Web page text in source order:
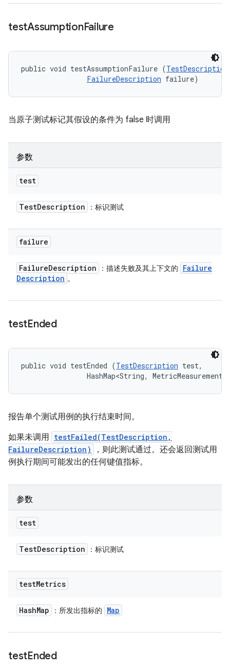
testAssumptionFailure
public void testAssumptionFailure (TestDescription
FailureDescription failure)
当原子测试标记其假设的条件为 false 时调用
参数
test
TestDescription ：标识测试
failure
FailureDescription ：描述失败及其上下文的
Failure
Description 。
testEnded
public void testEnded (TestDescription test,
HashMap<String,
报告单个测试用例的执行结束时间。
如果未调用 testFailed(TestDescription,
FailureDescription)
，则此测试通过。还会返回测试用
例执行期间可能发出的任何键值指标。
参数
test
TestDescription ：标识测试
testMetrics
HashMap ：所发出指标的 Map
testEnded